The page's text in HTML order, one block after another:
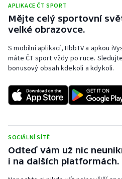
Sportovní střelba
Stolní tenis
Triatlon
Vodní slalom
Volejbal
Ostatní
APLIKACE ČT SPORT
Mějte celý sportovní
velké obrazovce.
S mobilní aplikací, HbbTV a apkou
máte ČT sport vždy po ruce.
bonusový obsah kdekoli a kdykoli.
SOCIÁLNÍ SÍTĚ
Odteď vám už nic
i na dalších platformách.